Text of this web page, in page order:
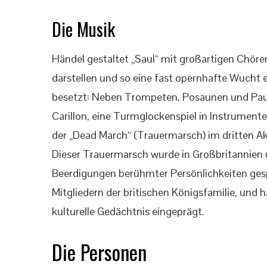
Die Musik
Händel gestaltet „Saul“ mit großartigen
darstellen und so eine fast opernhafte
besetzt: Neben Trompeten, Posaunen und
Carillon, eine Turmglockenspiel in
der „Dead March“ (Trauermarsch) im dritten
Dieser Trauermarsch wurde in
Beerdigungen berühmter Persönlichkeiten
Mitgliedern der britischen Königsfamilie, und
kulturelle Gedächtnis eingeprägt.
Die Personen